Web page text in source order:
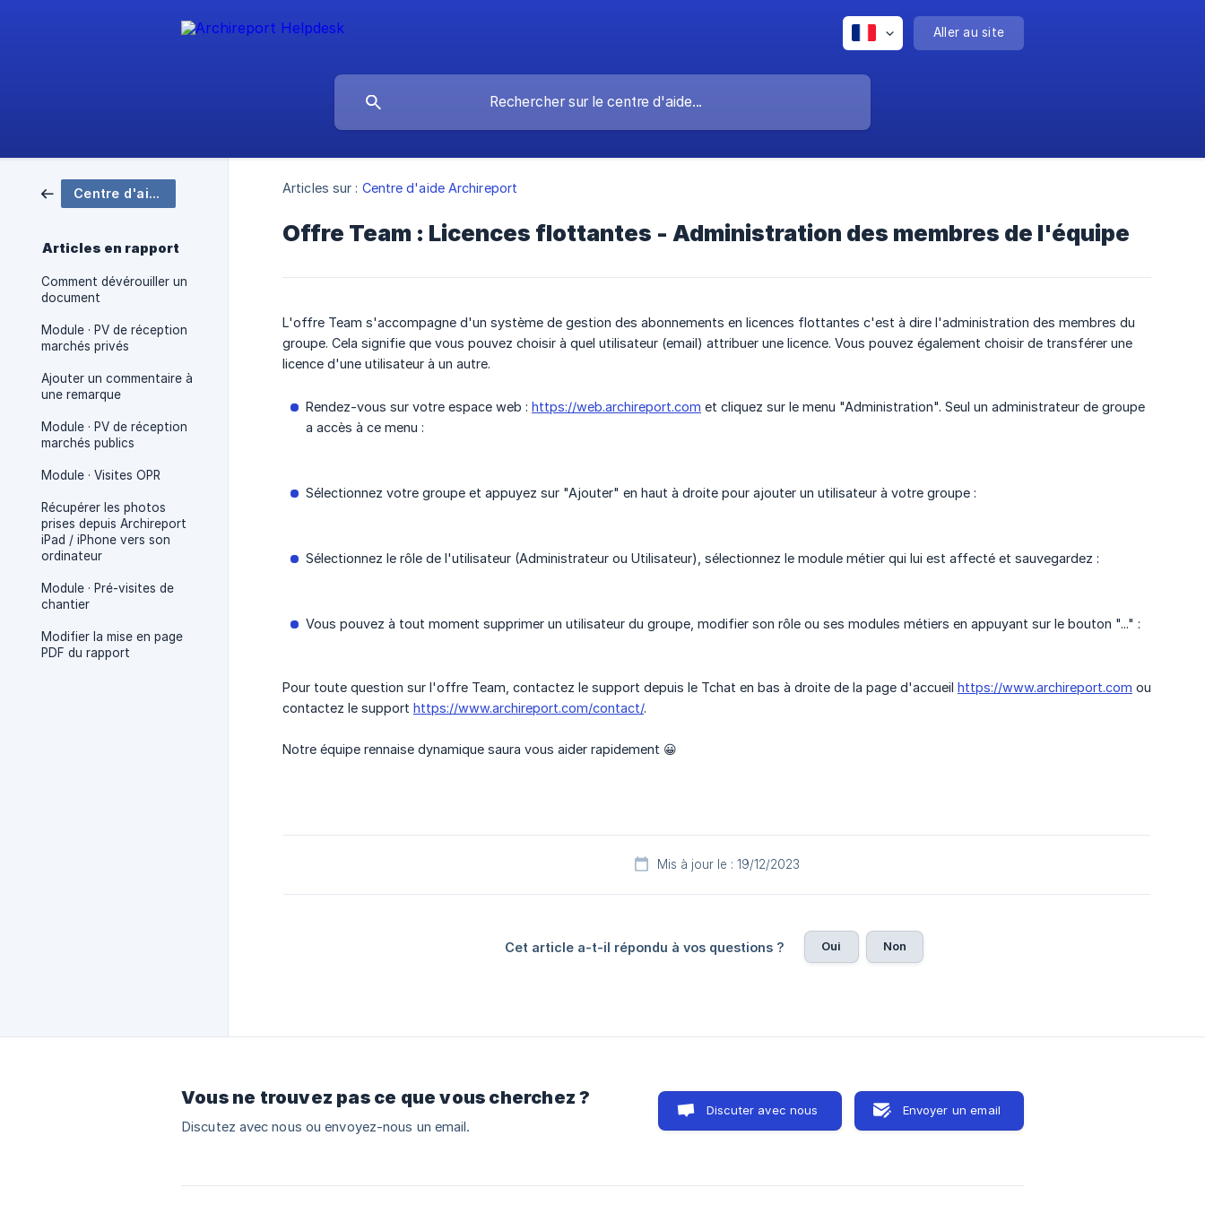
Aller au site
Centre d'aide Archireport
Articles en rapport
Comment dévérouiller un
document
Module · PV de réception
marchés privés
Ajouter un commentaire à
une remarque
Module · PV de réception
marchés publics
Module · Visites OPR
Récupérer les photos
prises depuis Archireport
iPad / iPhone vers son
ordinateur
Module · Pré-visites de
chantier
Modifier la mise en page
PDF du rapport
Articles sur : Centre d'aide Archireport
Offre Team : Licences flottantes - Administration des membres de l'équipe
L'offre Team s'accompagne d'un système de gestion des abonnements en licences flottantes c'est à dire l'administration des membres du
groupe. Cela signifie que vous pouvez choisir à quel utilisateur (email) attribuer une licence. Vous pouvez également choisir de transférer une
licence d'une utilisateur à un autre.
Rendez-vous sur votre espace web : https://web.archireport.com et cliquez sur le menu "Administration". Seul un administrateur de groupe
a accès à ce menu :
Sélectionnez votre groupe et appuyez sur "Ajouter" en haut à droite pour ajouter un utilisateur à votre groupe :
Sélectionnez le rôle de l'utilisateur (Administrateur ou Utilisateur), sélectionnez le module métier qui lui est affecté et sauvegardez :
Vous pouvez à tout moment supprimer un utilisateur du groupe, modifier son rôle ou ses modules métiers en appuyant sur le bouton "..." :
Pour toute question sur l'offre Team, contactez le support depuis le Tchat en bas à droite de la page d'accueil https://www.archireport.com ou
contactez le support https://www.archireport.com/contact/.
Notre équipe rennaise dynamique saura vous aider rapidement 😀
Mis à jour le : 19/12/2023
Cet article a-t-il répondu à vos questions ? Oui Non
Vous ne trouvez pas ce que vous cherchez ?
Discutez avec nous ou envoyez-nous un email.
Discuter avec nous Envoyer un email